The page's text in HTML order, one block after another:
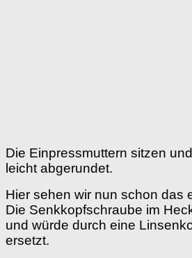
Die Einpressmuttern sitzen
leicht abgerundet.
Hier sehen wir nun schon das
Die Senkkopfschraube im
und würde durch eine
ersetzt.